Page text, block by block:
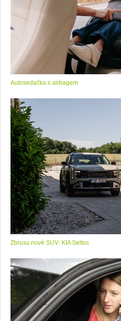
Autosedačka s airbagem
Zbrusu nové SUV: KIA Seltos